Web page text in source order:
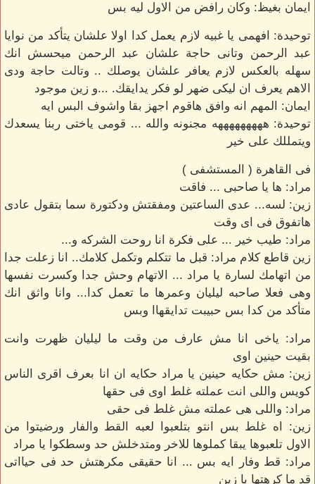
ايمان بغيظ: وكان رافض من الاول ليه بس
توحيدة: افهمى يا غبيه لازم يعمل كدا اولا علشان يتأكد من نوايا
عبد الرحمن وتانى حاجة علشان عبد الرحمن ميحسش انك
سهله بالعكس لازم يعافر علشان يوصلك .. وتالت حاجة ودى
الاهم يعرف ان ليكى ضهر لو فكر يدايقك. ...و زين موجود
ايمان: المهم انه وافق هاقوم اجهز بقا واشوف البس ايه
توحيدة: ههه‍ههههههه مجنونه والله ... قومى ياختى ربنا يسعدك
ويتمللك على خير
فى القاهرة ( المستشفى )
مراد: ها يا صاحبى ... فاقت
زين: لسه... عدى الساعتين ومفقتش ودكتورة سما بتقول عادى
هاتفوق فى اى وقت
مراد: طيب خير ... على فكرة انا روحت الشركه و...
زين قاطع كلام مراد: قبل ما تتكلم وتكمل كلامك.. انا زعلت جدا
من اتهامك لسارة يا مراد ... الاتهام وحش جدا وكسرت نفسها
وهى فعلا صاحبه ليليان وعمرها ما تعمل كدا... وانا واثق انك
متأكد من كدا بس حبيبت تدايقهاا وبس
مراد: ياخى انا مش عارف من وقت ما ليليان ظهرت وانت
بقيت حينين اوى
زين: مش حكايه حينين يا مراد حكايه ان انا بعرف اقرى الناس
كويس واللى انت عملته غلط اوى فى حقها
مراد: واللى هى عملته مش غلط فى حقى
زين: اه غلط بس انتو بتلعبوا لعبه القط والفار ورضيتوا من
الاول تلعبوها يبقا كملوها للاخر ومتدخلش حد وسطكوا يا مراد
مراد: قط وفار ايه بس ... انا حقيقى مكرهتش حد فى حيااتى
قد ما كرهتها يا زين